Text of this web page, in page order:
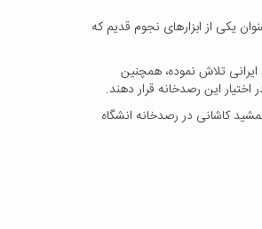
یکی از ابزارهای نجوم قدیم که
تلاش نموده، همچنین
اختیار این رصدخانه قرار دهند.
کاشانی در رصدخانه انشگاه